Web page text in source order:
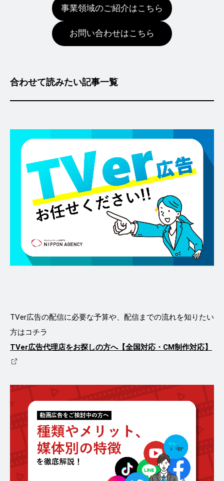
事業領域のご紹介はこちら
お問い合わせはこちら
合わせて読みたい記事一覧
TVer広告の配信に必要な予算や、配信までの流れを知りたい
方はコチラ
TVer広告代理店をお探しの方へ【全国対応・CM制作対応】